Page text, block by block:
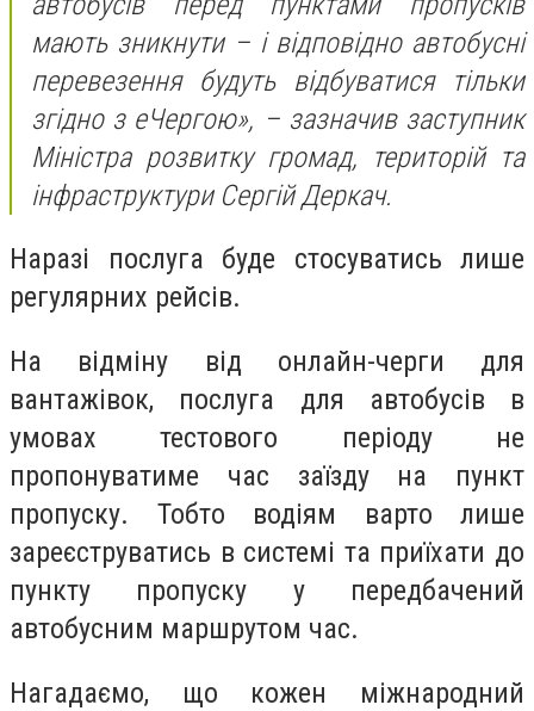
мають зникнути – і відповідно автобусні
перевезення будуть відбуватися тільки
згідно з еЧергою», – зазначив заступник
Міністра розвитку громад, територій та
інфраструктури Сергій Деркач.
Наразі послуга буде стосуватись лише
регулярних рейсів.
На відміну від онлайн-черги для
вантажівок, послуга для автобусів в
умовах тестового періоду не
пропонуватиме час заїзду на пункт
пропуску. Тобто водіям варто лише
зареєструватись в системі та приїхати до
пункту пропуску у передбачений
автобусним маршрутом час.
Нагадаємо, що кожен міжнародний